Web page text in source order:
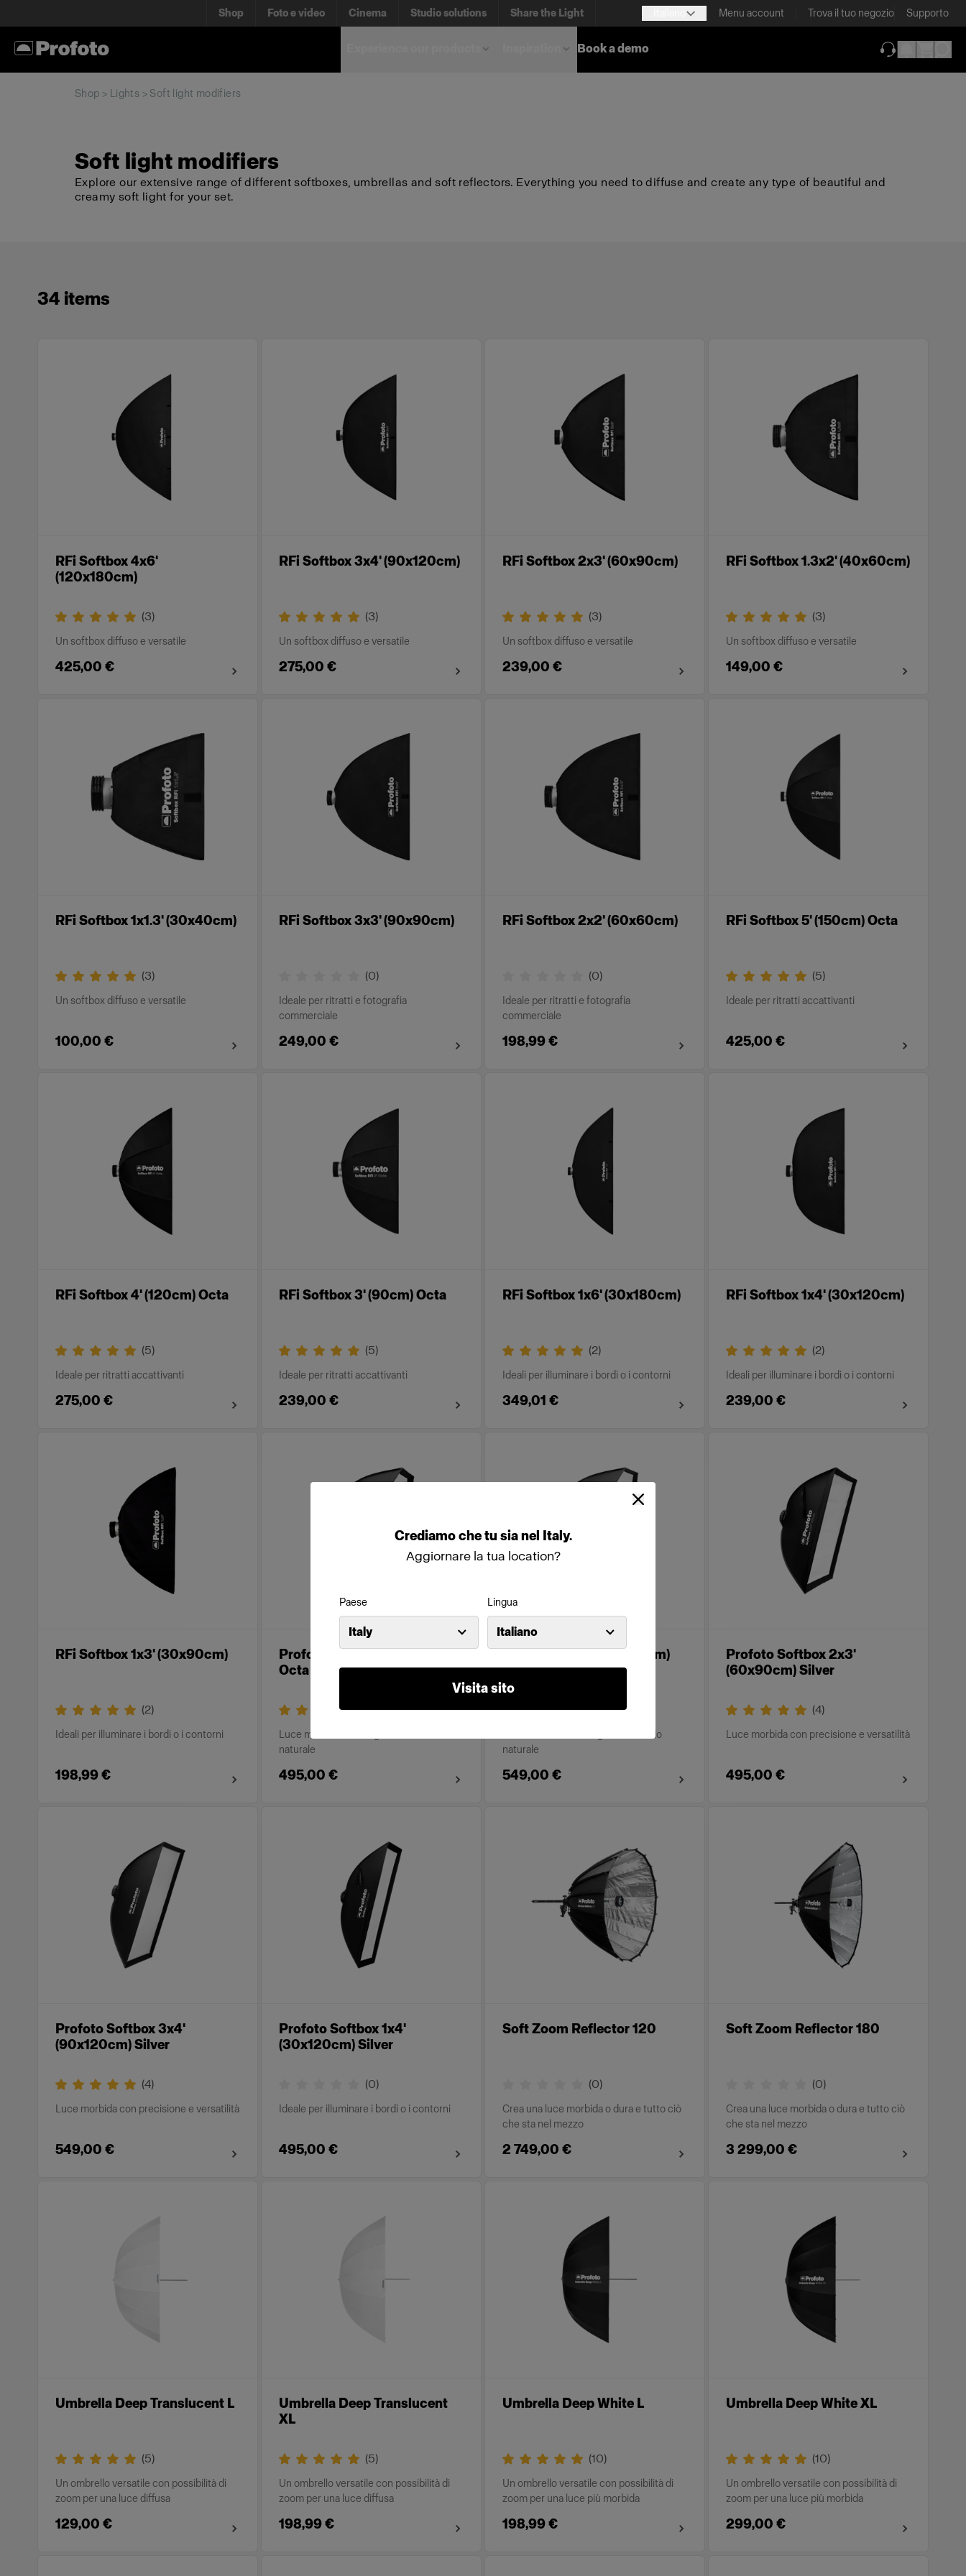
Crediamochetu sianel Italy.
Aggiornare la tua location?
Paese
Italy
Lingua
Italiano
Visita sito
Shop Foto e video Cinema Studio solutions Share the Light Menu account Trova il tuo negozio Supporto
Book a demo
Shop > Lights > Soft light modifiers
Soft light modifiers
Explore our extensive range of different softboxes, umbrellas and soft reflectors. Everything you need to diffuse and create any type of beautiful and
creamy soft light for your set.
34 items
RFi Softbox 4x6'
(120x180cm)
(3)
Un softbox diffuso e versatile
425,00 €
RFi Softbox 3x4' (90x120cm)
(3)
Un softbox diffuso e versatile
275,00 €
RFi Softbox 2x3' (60x90cm)
(3)
Un softbox diffuso e versatile
239,00 €
RFi Softbox 1.3x2' (40x60cm)
(3)
Un softbox diffuso e versatile
149,00 €
RFi Softbox 1x1.3' (30x40cm)
(3)
Un softbox diffuso e versatile
100,00 €
RFi Softbox 3x3' (90x90cm)
(0)
Ideale per ritratti e fotografia
commerciale
249,00 €
RFi Softbox 2x2' (60x60cm)
(0)
Ideale per ritratti e fotografia
commerciale
198,99 €
RFi Softbox 5' (150cm) Octa
(5)
Ideale per ritratti accattivanti
425,00 €
RFi Softbox 4' (120cm) Octa
(5)
Ideale per ritratti accattivanti
275,00 €
RFi Softbox 3' (90cm) Octa
(5)
Ideale per ritratti accattivanti
239,00 €
RFi Softbox 1x6' (30x180cm)
(2)
Ideali per illuminare i bordi o i contorni
349,01 €
RFi Softbox 1x4' (30x120cm)
(2)
Ideali per illuminare i bordi o i contorni
239,00 €
RFi Softbox 1x3' (30x90cm)
(2)
Ideali per illuminare i bordi o i contorni
198,99 €
Profoto Softbox 3' (90cm)
Octa Silver
(10)
Luce morbida e avvolgente in modo
naturale
495,00 €
Profoto Softbox 4' (120cm)
Octa Silver
(10)
Luce morbida e avvolgente in modo
naturale
549,00 €
Profoto Softbox 2x3'
(60x90cm) Silver
(4)
Luce morbida con precisione e versatilità
495,00 €
Profoto Softbox 3x4'
(90x120cm) Silver
(4)
Luce morbida con precisione e versatilità
549,00 €
Profoto Softbox 1x4'
(30x120cm) Silver
(0)
Ideale per illuminare i bordi o i contorni
495,00 €
Soft Zoom Reflector 120
(0)
Crea una luce morbida o dura e tutto ciò
che sta nel mezzo
2 749,00 €
Soft Zoom Reflector 180
(0)
Crea una luce morbida o dura e tutto ciò
che sta nel mezzo
3 299,00 €
Umbrella Deep Translucent L
(5)
Un ombrello versatile con possibilità di
zoom per una luce diffusa
129,00 €
Umbrella Deep Translucent
XL
(5)
Un ombrello versatile con possibilità di
zoom per una luce diffusa
198,99 €
Umbrella Deep White L
(10)
Un ombrello versatile con possibilità di
zoom per una luce più morbida
198,99 €
Umbrella Deep White XL
(10)
Un ombrello versatile con possibilità di
zoom per una luce più morbida
299,00 €